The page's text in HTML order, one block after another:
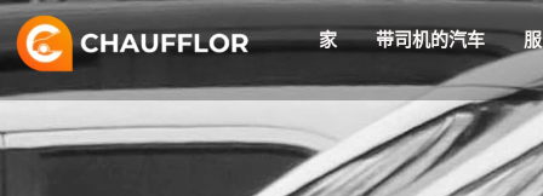
跳
至
家 带司机的汽车